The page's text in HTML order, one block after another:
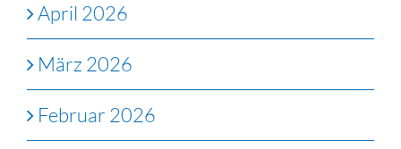
April 2026
März 2026
Februar 2026